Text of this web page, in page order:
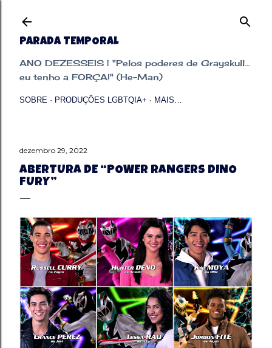
PARADA TEMPORAL
ANO DEZESSEIS | "Pelos poderes de Grayskull...
eu tenho a FORÇA!" (He-Man)
SOBRE PRODUÇÕES LGBTQIA+ MAIS…
dezembro 29, 2022
ABERTURA DE “POWER RANGERS DINO
FURY”